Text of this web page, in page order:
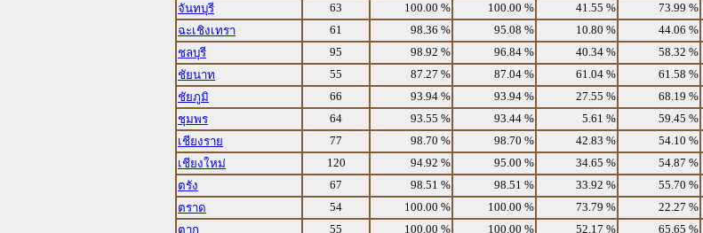
จันทบุรี
63 100.00 % 100.00 % 41.55 % 73.99 %
ฉะเชิงเทรา
61 98.36 % 95.08 % 10.80 % 44.06 %
ชลบุรี
95 98.92 % 96.84 % 40.34 % 58.32 %
ชัยนาท
55 87.27 % 87.04 % 61.04 % 61.58 %
ชัยภูมิ
66 93.94 % 93.94 % 27.55 % 68.19 %
ชุมพร
64 93.55 % 93.44 % 5.61 % 59.45 %
เชียงราย
77 98.70 % 98.70 % 42.83 % 54.10 %
เชียงใหม่
120 94.92 % 95.00 % 34.65 % 54.87 %
ตรัง
67 98.51 % 98.51 % 33.92 % 55.70 %
ตราด
54 100.00 % 100.00 % 73.79 % 22.27 %
ตาก
55 100.00 % 100.00 % 52.17 % 65.65 %